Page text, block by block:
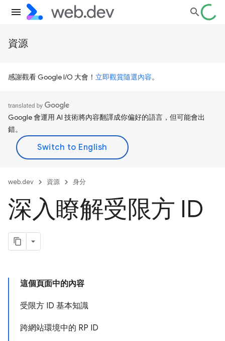
資源
感謝觀看 Google I/O 大會！ 立即觀賞隨選內容。
Google 會運用 AI 技術將內容翻譯成你偏好的語言，但可能會出
錯。
web.dev 資源 身分
深入瞭解受限方 ID
這個頁面中的內容
受限方 ID 基本知識
跨網站環境中的 RP ID